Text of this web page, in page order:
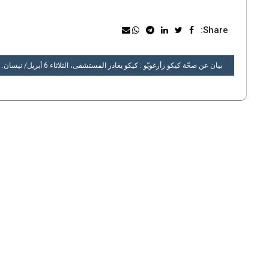
Share:
تصفّح
المقالات
بيان عن صحّة كيكو رأرغويّو : كيكو يغادر المستشفى، الثلاثاء 6 أبريل/ نيسان.